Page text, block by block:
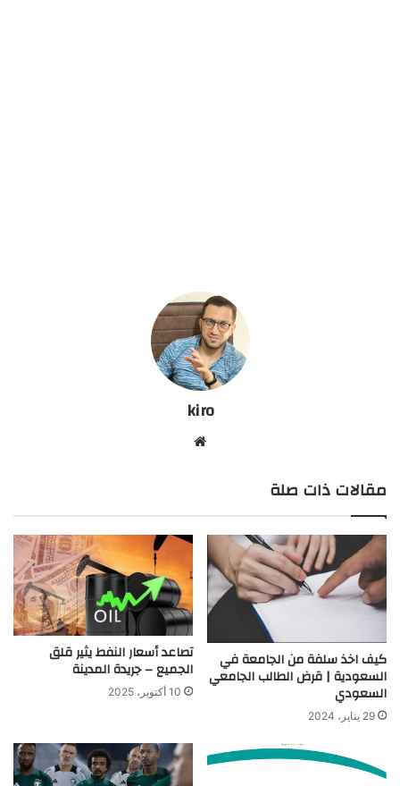
kiro
مقالات ذات صلة
كيف اخذ سلفة من الجامعة في
السعودية | قرض الطالب الجامعي
السعودي
29 يناير، 2024
تصاعد أسعار النفط يثير قلق
الجميع – جريدة المدينة
10 أكتوبر، 2025